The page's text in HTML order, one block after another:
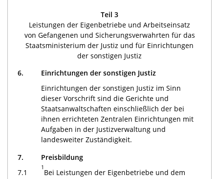
Teil 3
Leistungen der Eigenbetriebe und Arbeitseinsatz
von Gefangenen und Sicherungsverwahrten für das
Staatsministerium der Justiz und für Einrichtungen
der sonstigen Justiz
6.
Einrichtungen der sonstigen Justiz
Einrichtungen der sonstigen Justiz im Sinn
dieser Vorschrift sind die Gerichte und
Staatsanwaltschaften einschließlich der bei
ihnen errichteten Zentralen Einrichtungen mit
Aufgaben in der Justizverwaltung und
landesweiter Zuständigkeit.
7.
Preisbildung
7.1
1
Bei Leistungen der Eigenbetriebe und dem